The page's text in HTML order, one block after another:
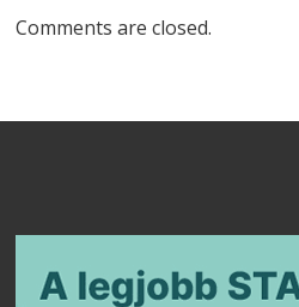
Comments are closed.